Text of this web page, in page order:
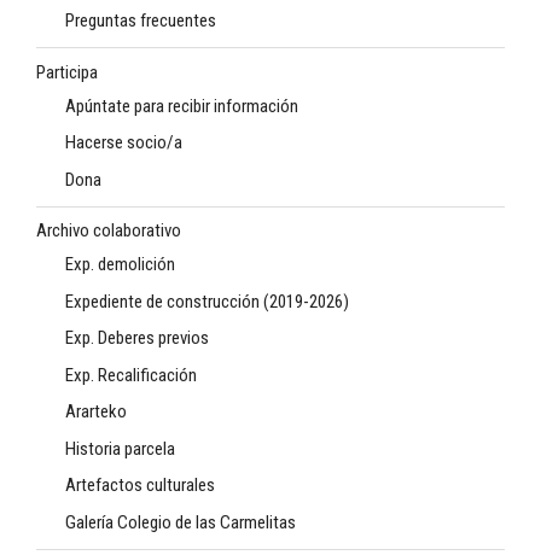
Preguntas frecuentes
Participa
Apúntate para recibir información
Hacerse socio/a
Dona
Archivo colaborativo
Exp. demolición
Expediente de construcción (2019-2026)
Exp. Deberes previos
Exp. Recalificación
Ararteko
Historia parcela
Artefactos culturales
Galería Colegio de las Carmelitas